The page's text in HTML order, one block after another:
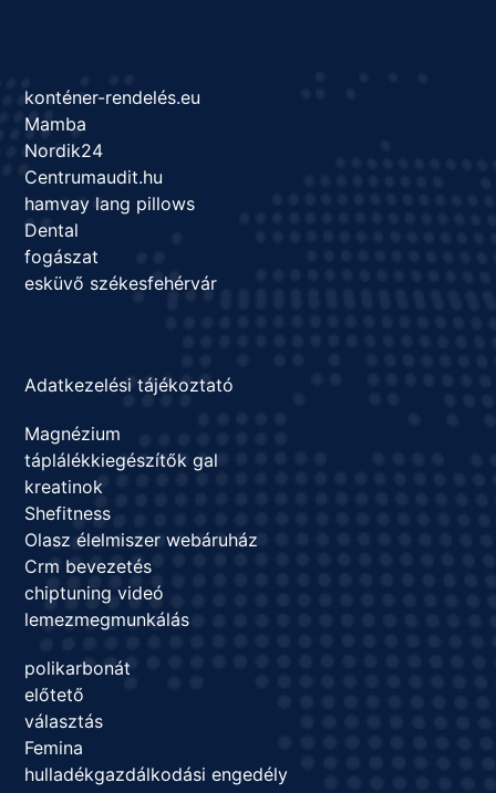
konténer-rendelés.eu
Mamba
Nordik24
Centrumaudit.hu
hamvay lang pillows
Dental
fogászat
esküvő székesfehérvár
Adatkezelési tájékoztató
Magnézium
táplálékkiegészítők gal
kreatinok
Shefitness
Olasz élelmiszer webáruház
Crm bevezetés
chiptuning videó
lemezmegmunkálás
polikarbonát
előtető
választás
Femina
hulladékgazdálkodási engedély